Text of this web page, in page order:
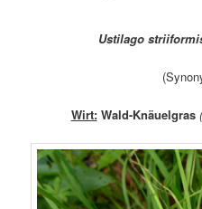
Ustilago
Wirt: Wald-Knäuelgras (